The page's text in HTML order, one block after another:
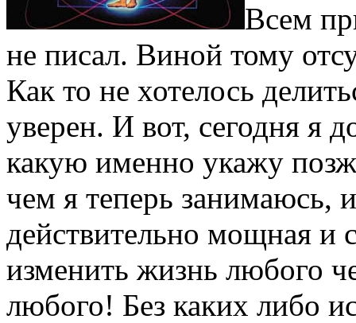
Всем
не писал. Виной тому
Как то не хотелось
уверен. И вот, сегодня я
какую именно укажу
чем я теперь занимаюсь,
действительно мощная и
изменить жизнь любого
любого! Без каких либо